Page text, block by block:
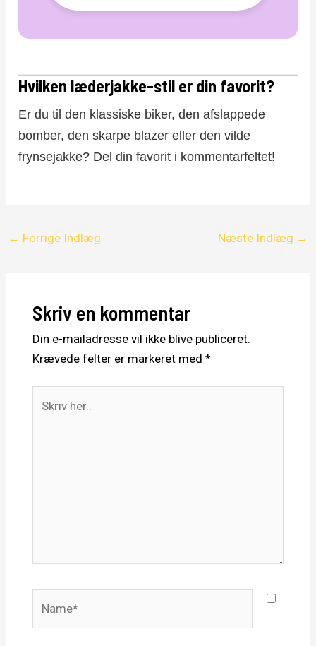
Hvilken læderjakke-stil er din favorit?
Er du til den klassiske biker, den afslappede
bomber, den skarpe blazer eller den vilde
frynsejakke? Del din favorit i kommentarfeltet!
← Forrige Indlæg Næste Indlæg →
Skriv en kommentar
Din e-mailadresse vil ikke blive publiceret.
Krævede felter er markeret med *